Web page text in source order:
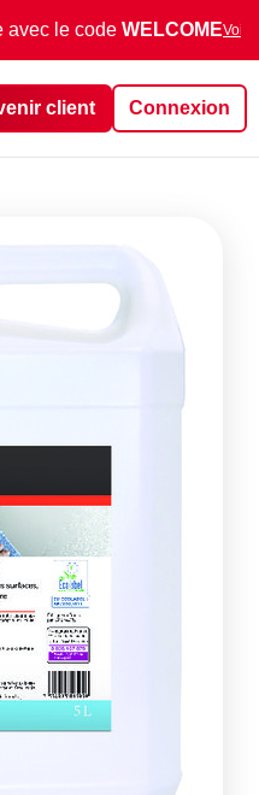
avec le code WELCOMEVoir
client Connexion